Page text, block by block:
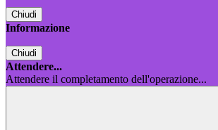
Chiudi
Informazione
Chiudi
Attendere...
Attendere il completamento dell'operazione...